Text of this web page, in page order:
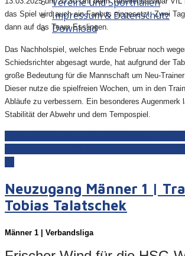
Impressum & Datenschutz
Download
das Spiel wird auch ein Fanbus eingesetzt. Zwei
dann auf das Team Esslingen.
Das Nachholspiel, welches Ende Februar noch
Schiedsrichter abgesagt wurde, hat aufgrund der
große Bedeutung für die Mannschaft um Neu-
Dieser nutze die spielfreien Wochen, um in den
Abläufe zu verbessern. Ein besonderes Augenmerk
Stabilität der Abwehr und dem Tempospiel.
Neuzugang Männer 1 |
Tobias Talatschek
Männer 1 | Verbandsliga